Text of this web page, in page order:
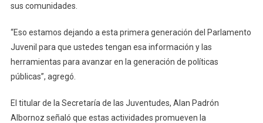
sus comunidades.
“Eso estamos dejando a esta primera generación del Parlamento
Juvenil para que ustedes tengan esa información y las
herramientas para avanzar en la generación de políticas
públicas”, agregó.
El titular de la Secretaría de las Juventudes, Alan Padrón
Albornoz señaló que estas actividades promueven la